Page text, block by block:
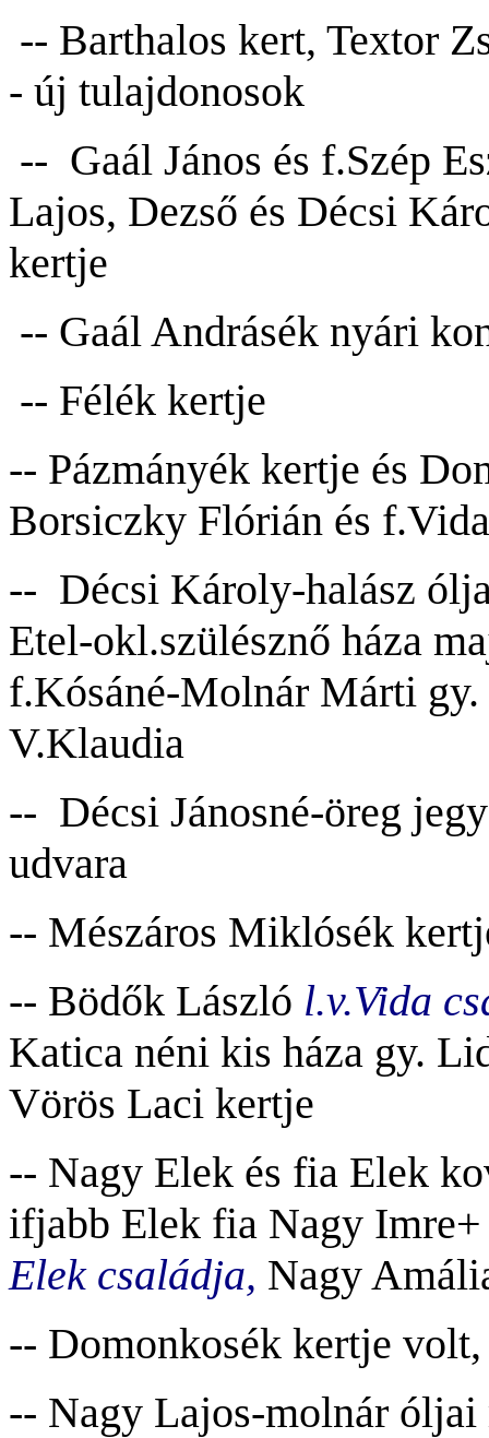
-- Barthalos kert, Textor
- új tulajdonosok
-- Gaál János és f.Szép
Lajos, Dezső és Décsi
kertje
-- Gaál Andrásék nyári
-- Félék kertje
-- Pázmányék kertje és
Borsiczky Flórián és
-- Décsi Károly-halász
Etel-okl.szülésznő háza
f.Kósáné-Molnár Márti
V.Klaudia
-- Décsi Jánosné-öreg
udvara
-- Mészáros Miklósék
-- Bödők László l.v.Vida
Katica néni kis háza gy.
Vörös Laci kertje
-- Nagy Elek és fia Elek
ifjabb Elek fia Nagy
Elek családja, Nagy
-- Domonkosék kertje
-- Nagy Lajos-molnár